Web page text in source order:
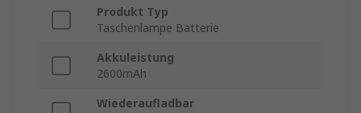
Produkt Typ
Taschenlampe Batterie
Akkuleistung
2600mAh
Wiederaufladbar